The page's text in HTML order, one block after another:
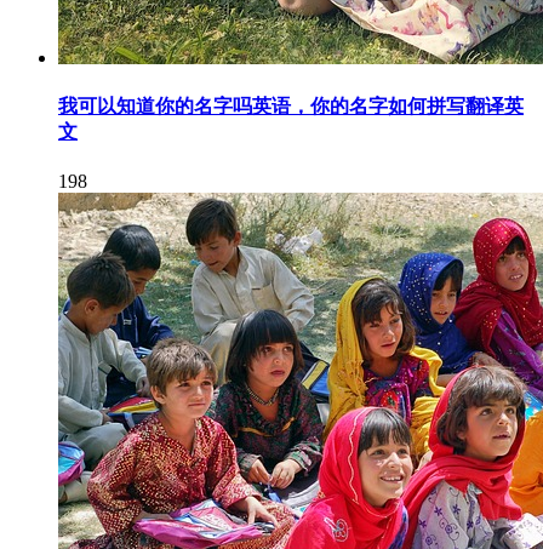
我可以知道你的名字吗英语，你的名字如何拼写翻译英
文
198